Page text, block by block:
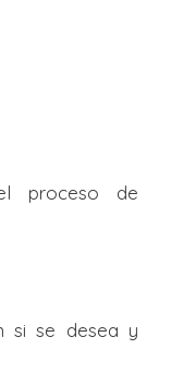
proceso de
si se desea y